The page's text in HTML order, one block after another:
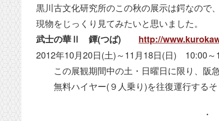
黒川古文化研究所のこの秋の展示は鍔なので
現物をじっくり見てみたいと思いました。
武士の華Ⅱ 鐔(つば) http://
2012年10月20日(土)～11月18日(日) 10:00
この展観期間中の土・日曜日に限り、阪
無料ハイヤー(９人乗り)を往復運行するそ
・